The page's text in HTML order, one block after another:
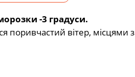
-3 градуси.
поривчастий вітер, місцями з